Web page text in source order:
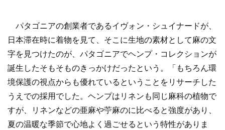
パタゴニアの創業者であるイヴォン・シュイナードが、
日本滞在時に着物を見て、そこに生地の素材として麻の文
字を見つけたのが、パタゴニアでヘンプ・コレクションが
誕生したそもそものきっかけだったという。「もちろん環
境保護の視点からも優れているということをリサーチした
うえでの採用でした。ヘンプはリネンも同じ麻科の植物で
すが、リネンなどの亜麻や苧麻のに比べると強度があり、
夏の温暖な季節で心地よく過ごせるという特性がありま